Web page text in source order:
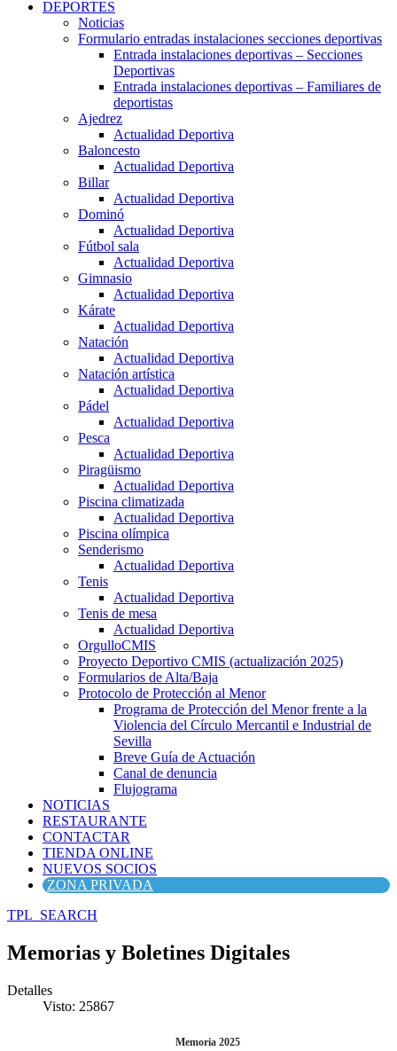
DEPORTES
Noticias
Formulario entradas instalaciones secciones deportivas
Entrada instalaciones deportivas – Secciones
Deportivas
Entrada instalaciones deportivas – Familiares de
deportistas
Ajedrez
Actualidad Deportiva
Baloncesto
Actualidad Deportiva
Billar
Actualidad Deportiva
Dominó
Actualidad Deportiva
Fútbol sala
Actualidad Deportiva
Gimnasio
Actualidad Deportiva
Kárate
Actualidad Deportiva
Natación
Actualidad Deportiva
Natación artística
Actualidad Deportiva
Pádel
Actualidad Deportiva
Pesca
Actualidad Deportiva
Piragüismo
Actualidad Deportiva
Piscina climatizada
Actualidad Deportiva
Piscina olímpica
Senderismo
Actualidad Deportiva
Tenis
Actualidad Deportiva
Tenis de mesa
Actualidad Deportiva
OrgulloCMIS
Proyecto Deportivo CMIS (actualización 2025)
Formularios de Alta/Baja
Protocolo de Protección al Menor
Programa de Protección del Menor frente a la
Violencia del Círculo Mercantil e Industrial de
Sevilla
Breve Guía de Actuación
Canal de denuncia
Flujograma
NOTICIAS
RESTAURANTE
CONTACTAR
TIENDA ONLINE
NUEVOS SOCIOS
ZONA PRIVADA
TPL_SEARCH
Memorias y Boletines Digitales
Detalles
Visto: 25867
Memoria 2025